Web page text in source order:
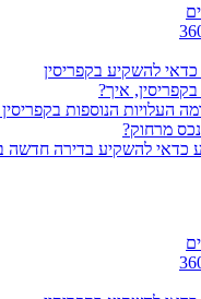
איך?
העלויות הנוספות בקפריסין
מרחוק?